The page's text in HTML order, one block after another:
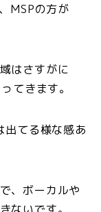
MSPの方が
はさすがに
てきます。
てる様な感あ
、ボーカルや